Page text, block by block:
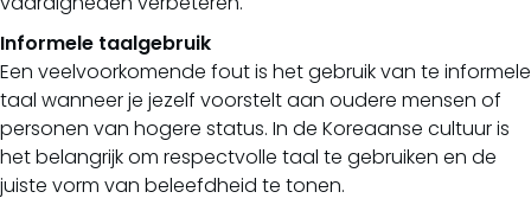
Informele taalgebruik
Een veelvoorkomende fout is het gebruik van te informele
taal wanneer je jezelf voorstelt aan oudere mensen of
personen van hogere status. In de Koreaanse cultuur is
het belangrijk om respectvolle taal te gebruiken en de
juiste vorm van beleefdheid te tonen.